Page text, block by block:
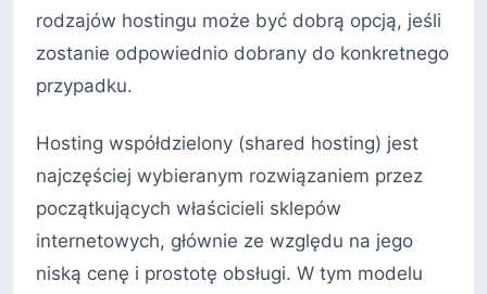
rodzajów hostingu może być dobrą opcją, jeśli
zostanie odpowiednio dobrany do konkretnego
przypadku.
Hosting współdzielony (shared hosting) jest
najczęściej wybieranym rozwiązaniem przez
początkujących właścicieli sklepów
internetowych, głównie ze względu na jego
niską cenę i prostotę obsługi. W tym modelu